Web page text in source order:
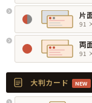
片
91
両
91
大判カード NEW